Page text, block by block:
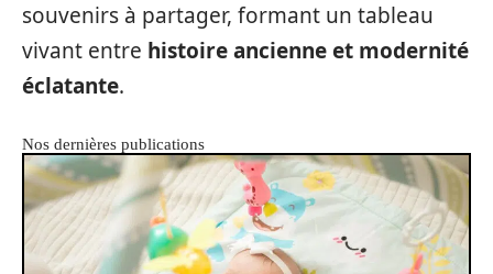
souvenirs à partager, formant un tableau
vivant entre histoire ancienne et modernité
éclatante.
Nos dernières publications